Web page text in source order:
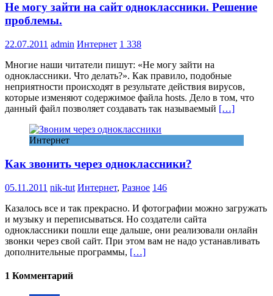
Не могу зайти на сайт одноклассники. Решение
проблемы.
22.07.2011 admin Интернет 1 338
Многие наши читатели пишут: «Не могу зайти на
одноклассники. Что делать?». Как правило, подобные
неприятности происходят в результате действия вирусов,
которые изменяют содержимое файла hosts. Дело в том, что
данный файл позволяет создавать так называемый […]
Интернет
Как звонить через одноклассники?
05.11.2011 nik-tut Интернет, Разное 146
Казалось все и так прекрасно. И фотографии можно загружать
и музыку и переписываться. Но создатели сайта
одноклассники пошли еще дальше, они реализовали онлайн
звонки через свой сайт. При этом вам не надо устанавливать
дополнительные программы, […]
1 Комментарий